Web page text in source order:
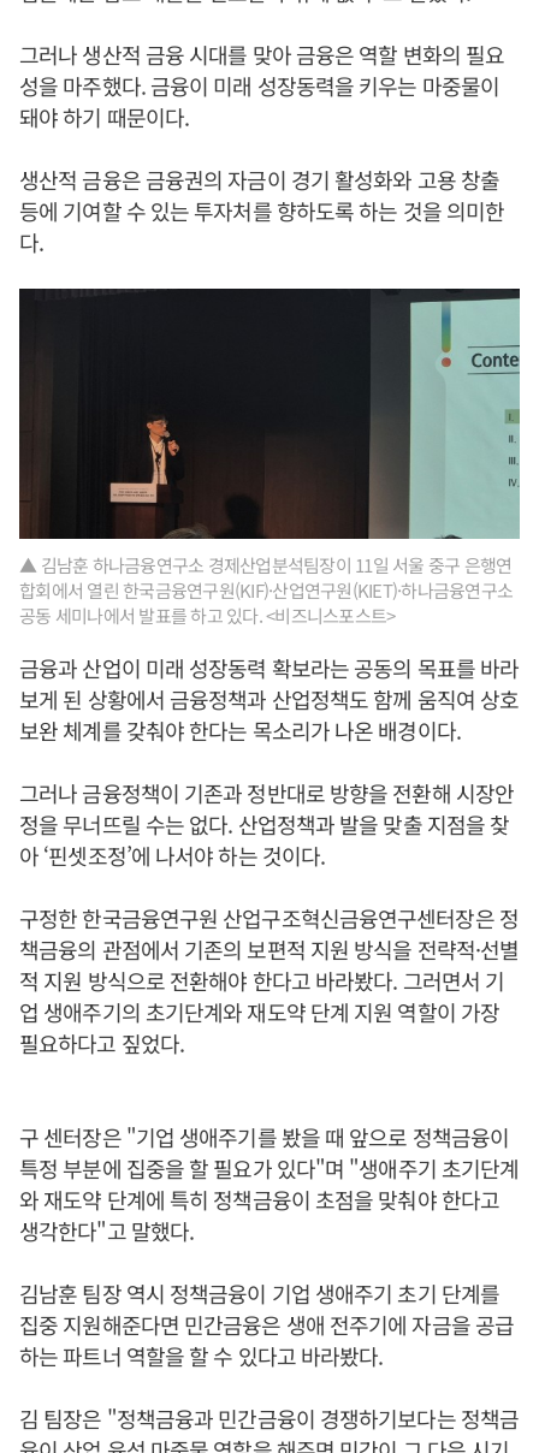
그러나 생산적 금융 시대를 맞아 금융은 역할 변화의 필요
성을 마주했다. 금융이 미래 성장동력을 키우는 마중물이
돼야 하기 때문이다.
생산적 금융은 금융권의 자금이 경기 활성화와 고용 창출
등에 기여할 수 있는 투자처를 향하도록 하는 것을 의미한
다.
▲ 김남훈 하나금융연구소 경제산업분석팀장이 11일 서울 중구 은행연
합회에서 열린 한국금융연구원(KIF)·산업연구원(KIET)·하나금융연구소
공동 세미나에서 발표를 하고 있다. <비즈니스포스트>
금융과 산업이 미래 성장동력 확보라는 공동의 목표를 바라
보게 된 상황에서 금융정책과 산업정책도 함께 움직여 상호
보완 체계를 갖춰야 한다는 목소리가 나온 배경이다.
그러나 금융정책이 기존과 정반대로 방향을 전환해 시장안
정을 무너뜨릴 수는 없다. 산업정책과 발을 맞출 지점을 찾
아 ‘핀셋조정’에 나서야 하는 것이다.
구정한 한국금융연구원 산업구조혁신금융연구센터장은 정
책금융의 관점에서 기존의 보편적 지원 방식을 전략적·선별
적 지원 방식으로 전환해야 한다고 바라봤다. 그러면서 기
업 생애주기의 초기단계와 재도약 단계 지원 역할이 가장
필요하다고 짚었다.
구 센터장은 "기업 생애주기를 봤을 때 앞으로 정책금융이
특정 부분에 집중을 할 필요가 있다"며 "생애주기 초기단계
와 재도약 단계에 특히 정책금융이 초점을 맞춰야 한다고
생각한다"고 말했다.
김남훈 팀장 역시 정책금융이 기업 생애주기 초기 단계를
집중 지원해준다면 민간금융은 생애 전주기에 자금을 공급
하는 파트너 역할을 할 수 있다고 바라봤다.
김 팀장은 "정책금융과 민간금융이 경쟁하기보다는 정책금